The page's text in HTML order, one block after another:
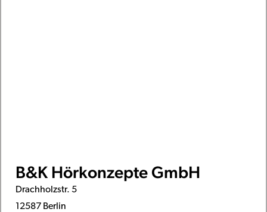
B&K Hörkonzepte GmbH
Drachholzstr. 5
12587 Berlin